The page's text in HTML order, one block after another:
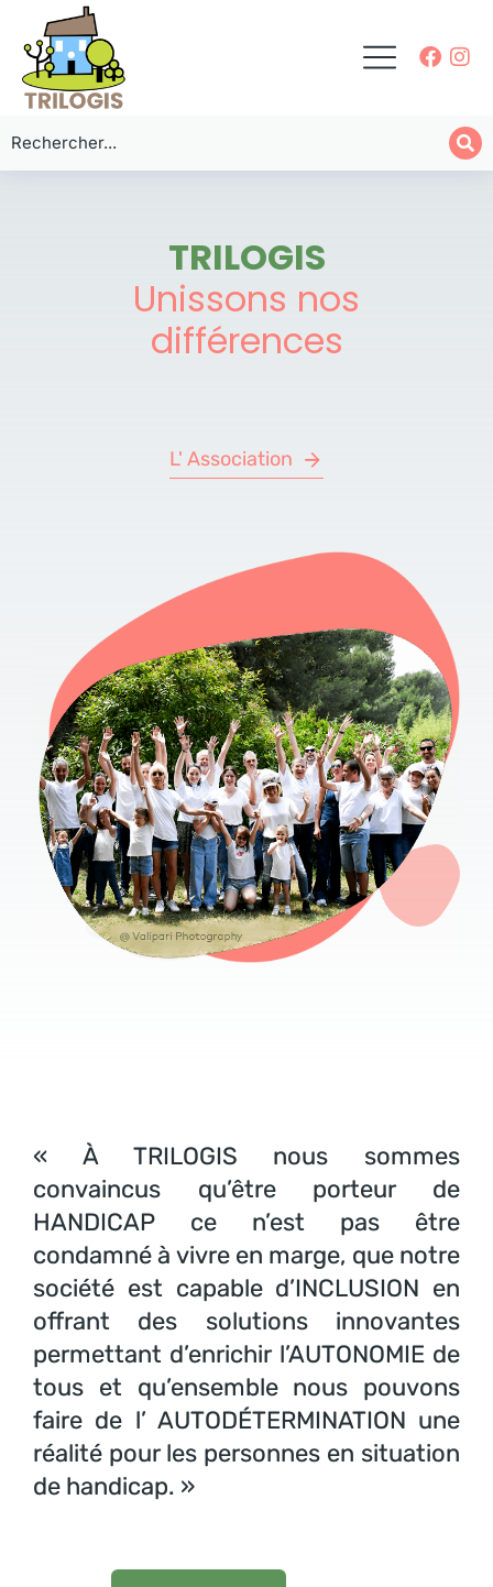
TRILOGIS
Unissons nos
différences
L' Association
« À TRILOGIS nous sommes
convaincus qu’être porteur de
HANDICAP ce n’est pas être
condamné à vivre en marge, que notre
société est capable d’INCLUSION en
offrant des solutions innovantes
permettant d’enrichir l’AUTONOMIE de
tous et qu’ensemble nous pouvons
faire de l’ AUTODÉTERMINATION une
réalité pour les personnes en situation
de handicap. »